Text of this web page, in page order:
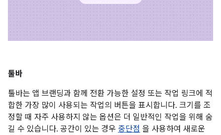
툴바
툴바는 앱 브랜딩과 함께 전환 가능한 설정 또는 작업 링크에 적
합한 가장 많이 사용되는 작업의 버튼을 표시합니다. 크기를 조
정할 때 자주 사용하지 않는 옵션은 더 일반적인 작업을 위해 숨
길 수 있습니다. 공간이 있는 경우 중단점 을 사용하여 새로운